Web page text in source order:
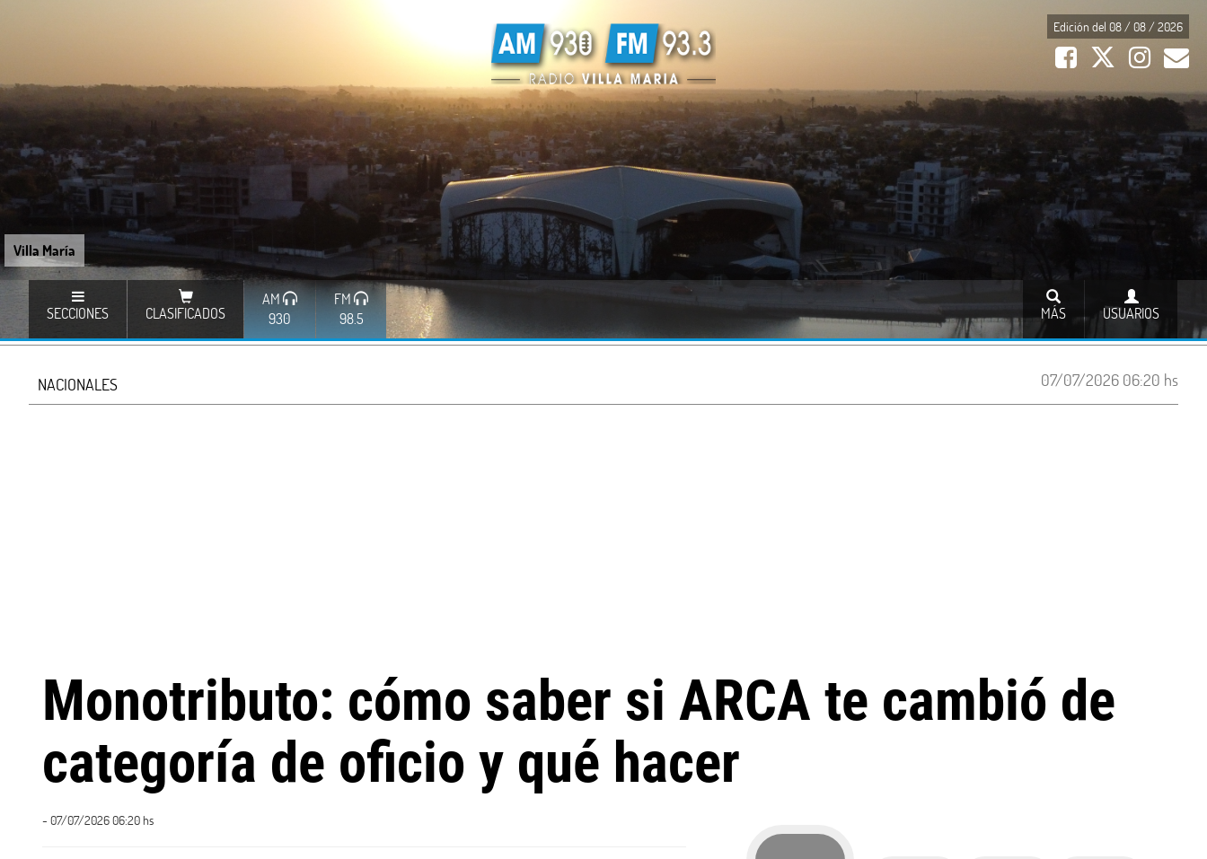
Villa María
Edición del 08 / 08 / 2026
SECCIONES CLASIFICADOS
AM
930
FM
98.5
USUARIOS
MÁS
07/07/2026 06:20 hs
NACIONALES
Monotributo: cómo saber si ARCA te cambió de
categoría de oficio y qué hacer
- 07/07/2026 06:20 hs